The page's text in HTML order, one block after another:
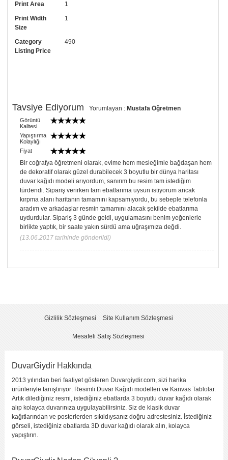
• Görselde düzenleme yaptırmak istiyorsanız yine bize telefon
numaramızdan ulaşabilirsiniz.
Print Area
1
Print Width
Size
1
Category
Listing Price
490
Tavsiye Ediyorum Yorumlayan : Mustafa Öğretmen
Görüntü
Kalitesi
Yapıştırma
Kolaylığı
Fiyat
Bir coğrafya öğretmeni olarak, evime hem mesleğimle bağdaşan hem
de dekoratif olarak güzel durabilecek 3 boyutlu bir dünya haritası
duvar kağıdı modeli arıyordum, sanırım bu resim tam istediğim
türdendi. Sipariş verirken tam ebatlarıma uysun istiyorum ancak
kırpma alanı haritanın tamamını kapsamıyordu, bu sebeple telefonla
aradım ve arkadaşlar resmin tamamını alacak şekilde ebatlarıma
uydurdular. Sipariş 3 günde geldi, uygulamasını benim yeğenlerle
birlikte yaptık, bir saate yakın sürdü ama uğraşımıza değdi.
(13.06.2017 tarihinde gönderildi)
Yani hem şehirleri ve ilçeleri gösteren bir harita hem de dekoratif
Evimdeki çalışma odamda çok güzel durdu. Böyle eski, vintage bir
dert etmedim açıkçası.
KENDI YORUMUNUZU YAZIN
Yorumladığınız ürün :Tarz Dünya Haritası
Bu ürüne kaç puan verirsiniz ?*
Gizlilik Sözleşmesi Site Kullanım Sözleşmesi
Mesafeli Satış Sözleşmesi
DuvarGiydir Hakkında
2013 yılından beri faaliyet gösteren Duvargiydir.com, sizi harika
ürünleriyle tanıştırıyor: Resimli Duvar Kağıdı modelleri ve Kanvas Tablolar.
Artık dilediğiniz resmi, istediğiniz ebatlarda 3 boyutlu duvar kağıdı olarak
alıp kolayca duvarınıza uygulayabilirsiniz. Siz de klasik duvar
kağıtlarından ve posterlerden sıkıldıysanız doğru adrestesiniz. İstediğiniz
görseli, istediğiniz ebatlarda 3D duvar kağıdı olarak alın, kolayca
yapıştırın.